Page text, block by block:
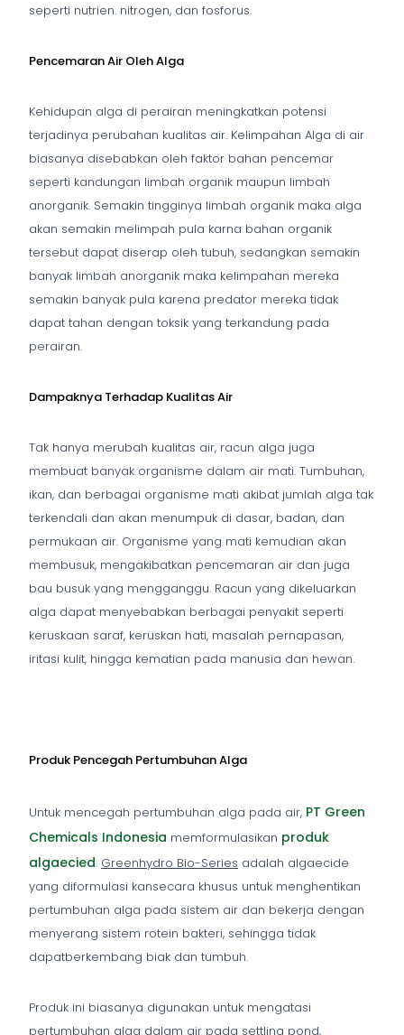
seperti nutrien. nitrogen, dan fosforus.
Pencemaran Air Oleh Alga
Kehidupan alga di perairan meningkatkan potensi
terjadinya perubahan kualitas air. Kelimpahan Alga di air
biasanya disebabkan oleh faktor bahan pencemar
seperti kandungan limbah organik maupun limbah
anorganik. Semakin tingginya limbah organik maka alga
akan semakin melimpah pula karna bahan organik
tersebut dapat diserap oleh tubuh, sedangkan semakin
banyak limbah anorganik maka kelimpahan mereka
semakin banyak pula karena predator mereka tidak
dapat tahan dengan toksik yang terkandung pada
perairan.
Dampaknya Terhadap Kualitas Air
Tak hanya merubah kualitas air, racun alga juga
membuat banyak organisme dalam air mati. Tumbuhan,
ikan, dan berbagai organisme mati akibat jumlah alga tak
terkendali dan akan menumpuk di dasar, badan, dan
permukaan air. Organisme yang mati kemudian akan
membusuk, mengakibatkan pencemaran air dan juga
bau busuk yang mengganggu. Racun yang dikeluarkan
alga dapat menyebabkan berbagai penyakit seperti
keruskaan saraf, keruskan hati, masalah pernapasan,
iritasi kulit, hingga kematian pada manusia dan hewan.
Produk Pencegah Pertumbuhan Alga
Untuk mencegah pertumbuhan alga pada air, PT Green
Chemicals Indonesia memformulasikan produk
algaecied. Greenhydro Bio-Series adalah algaecide
yang diformulasi kansecara khusus untuk menghentikan
pertumbuhan alga pada sistem air dan bekerja dengan
menyerang sistem rotein bakteri, sehingga tidak
dapatberkembang biak dan tumbuh.
Produk ini biasanya digunakan untuk mengatasi
pertumbuhan alga dalam air pada settling pond,